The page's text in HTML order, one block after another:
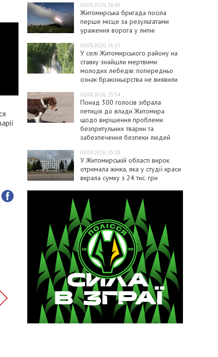
06.08.2026, 16:48
Житомирська бригада посіла
перше місце за результатами
ураження ворога у липні
06.08.2026, 16:15
У селі Житомирського району на
ставку знайшли мертвими
молодих лебедів: попередньо
ознак браконьєрства не виявили
06.08.2026, 15:54
Понад 300 голосів зібрала
петиція до влади Житомира
щодо вирішення проблеми
безпритульних тварин та
забезпечення безпеки людей
06.08.2026, 15:18
У Житомирській області вирок
отримала жінка, яка у студії краси
вкрала сумку з 24 тис. грн